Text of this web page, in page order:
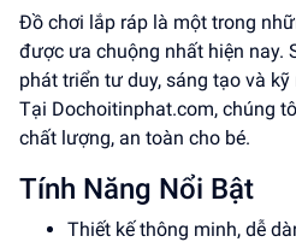
Đồ chơi lắp ráp là một trong
được ưa chuộng nhất hiện nay.
phát triển tư duy, sáng tạo và
Tại Dochoitinphat.com, chúng
chất lượng, an toàn cho bé.
Tính Năng Nổi Bật
Thiết kế thông minh, dễ